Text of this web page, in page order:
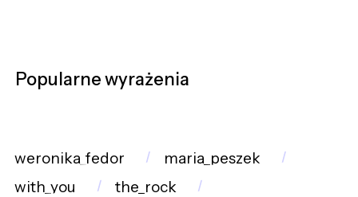
Popularne wyrażenia
weronika_fedor
maria_peszek
with_you
the_rock